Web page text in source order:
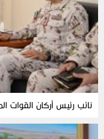
نائب رئيس أركان القوات